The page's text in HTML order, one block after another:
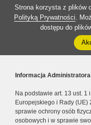
Strona korzysta z plików
Polityką Prywatności.
dostępu do
Informacja Administratora
Na podstawie art. 13 ust.
Europejskiego i Rady (UE)
sprawie ochrony osób
osobowych i w sprawie